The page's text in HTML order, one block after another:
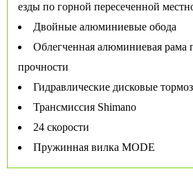
езды по горной пересеченной
Двойные алюминиевые обода
Облегченная алюминиевая
прочности
Гидравлические дисковые
Трансмиссия Shimano
24 скорости
Пружинная вилка MODE